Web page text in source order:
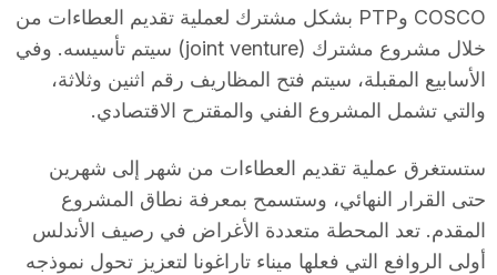
a
r
a
COSCO وPTP بشكل مشترك لعملية تقديم العطاءات من
خلال مشروع مشترك (joint venture) سيتم تأسيسه. وفي
الأسابيع المقبلة، سيتم فتح المظاريف رقم اثنين وثلاثة،
والتي تشمل المشروع الفني والمقترح الاقتصادي.
ستستغرق عملية تقديم العطاءات من شهر إلى شهرين
حتى القرار النهائي، وستسمح بمعرفة نطاق المشروع
المقدم. تعد المحطة متعددة الأغراض في رصيف الأندلس
أولى الروافع التي فعلها ميناء تاراغونا لتعزيز تحول نموذجه